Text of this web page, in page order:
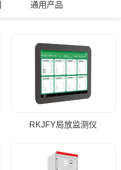
通用产品
RKJFY局放监测仪